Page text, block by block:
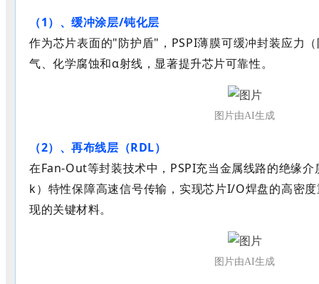
（1）、缓冲涂层/钝化层
作为芯片表面的"防护盾"，PSPI薄膜可缓冲封装应力
气、化学腐蚀和α射线，显著提升芯片可靠性。
图片由AI生成
（2）、再布线层（RDL）
在Fan-Out等封装技术中，PSPI充当金属线路的绝缘
k）特性保障高速信号传输，实现芯片I/O焊盘的高密
现的关键材料。
图片由AI生成